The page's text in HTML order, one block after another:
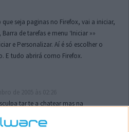
seja paginas no Firefox, vai a iniciar,
de tarefas e menu ‘Iniciar »»
e Personalizar. Aí é só escolher o
E tudo abrirá como Firefox.
tar te a chatear mas na
predefenido